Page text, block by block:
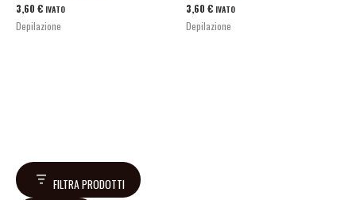
FILTRA PRODOTTI
3,60 € IVATO
Depilazione
3,60 € IVATO
Depilazione